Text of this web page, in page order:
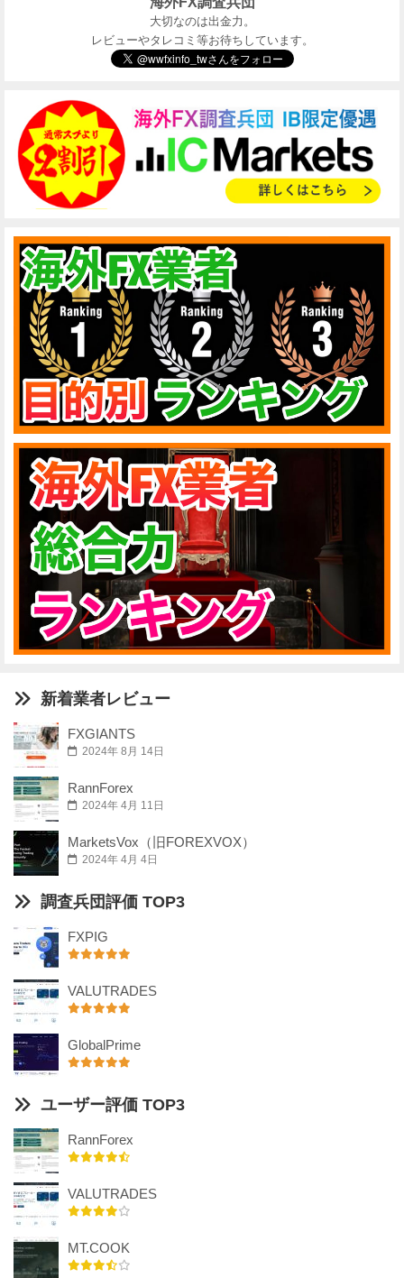
大切なのは出金力。
レビューやタレコミ等お待ちしています。
新着業者レビュー
FXGIANTS
2024年 8月 14日
RannForex
2024年 4月 11日
MarketsVox（旧FOREXVOX）
2024年 4月 4日
調査兵団評価 TOP3
FXPIG
VALUTRADES
GlobalPrime
ユーザー評価 TOP3
RannForex
VALUTRADES
MT.COOK